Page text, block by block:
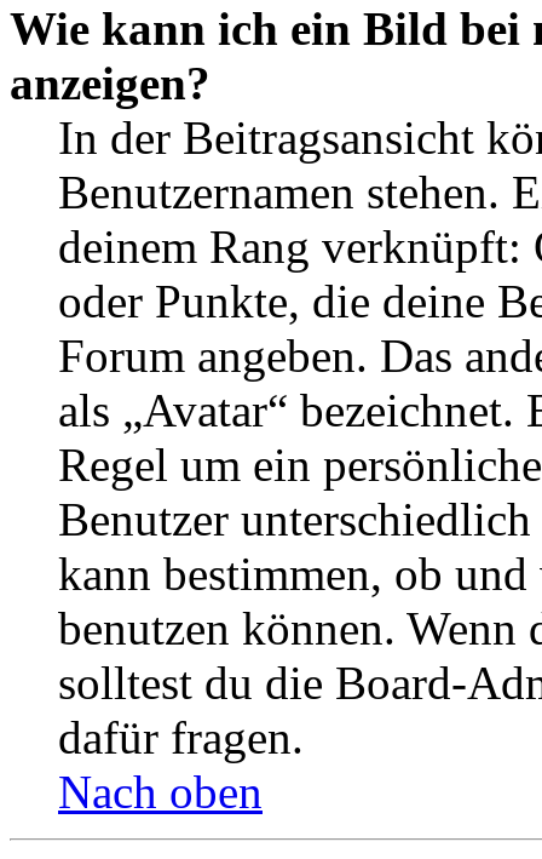
Wie kann ich ein Bild bei
anzeigen?
In der Beitragsansicht
Benutzernamen stehen.
deinem Rang verknüpft:
oder Punkte, die deine
Forum angeben. Das
als „Avatar“
Regel um ein
Benutzer
kann bestimmen, ob
benutzen können. Wenn
solltest du die Board-
dafür fragen.
Nach oben